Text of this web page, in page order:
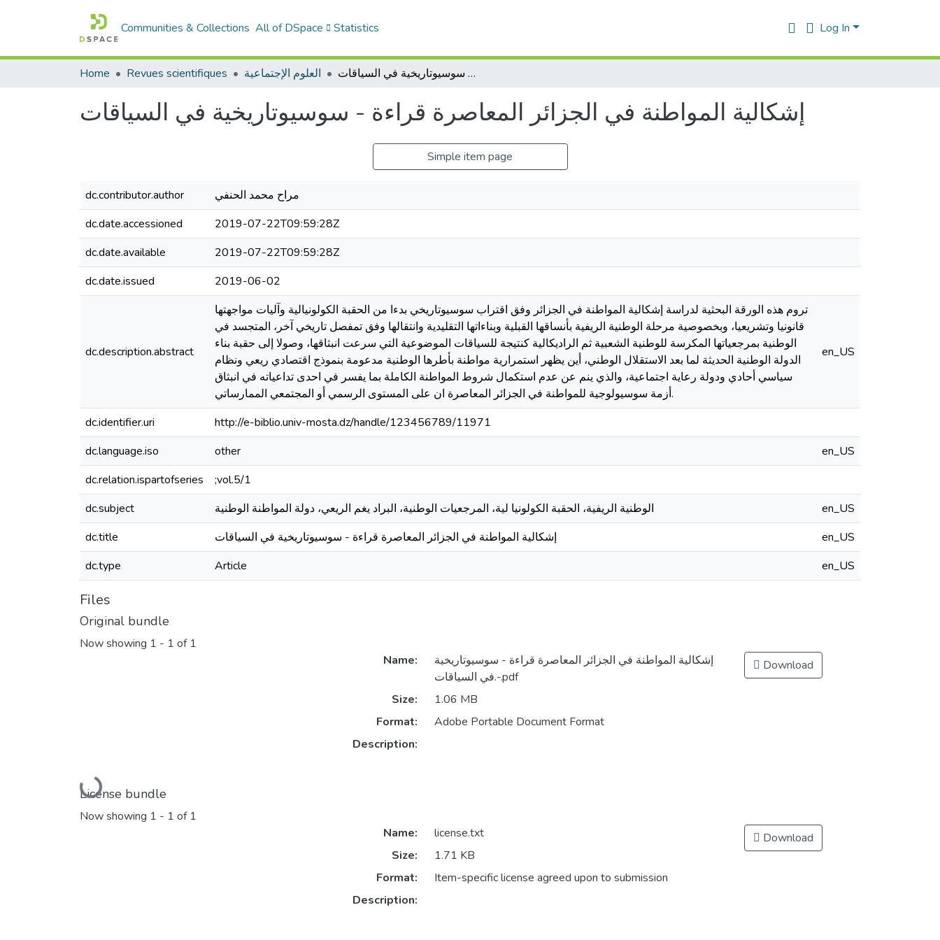
Communities & Collections All of DSpace Statistics Log In
Home Revues scientifiques العلوم الإجتماعية إشكالية المواطنة في الجزائر المعاصرة قراءة - سوسيوتاريخية في السياقات
إشكالية المواطنة في الجزائر المعاصرة قراءة - سوسيوتاريخية في السياقات
Simple item page
dc.contributor.author
مراح محمد الحنفي
dc.date.accessioned
2019-07-22T09:59:28Z
dc.date.available
2019-07-22T09:59:28Z
dc.date.issued
2019-06-02
dc.description.abstract
تروم هذه الورقة البحثية لدراسة إشكالية المواطنة في الجزائر وفق اقتراب سوسيوتاريخي بدءا من الحقبة الكولونيالية وآليات مواجهتها
قانونيا وتشريعيا، وبخصوصية مرحلة الوطنية الريفية بأنساقها القبلية وبناءاتها التقليدية وانتقالها وفق تمفصل تاريخي آخر، المتجسد في
الوطنية بمرجعياتها المكرسة للوطنية الشعبية ثم الراديكالية كنتيجة للسياقات الموضوعية التي سرعت انبثاقها، وصولا إلى حقبة بناء
الدولة الوطنية الحديثة لما بعد الاستقلال الوطني، أين يظهر استمرارية مواطنة بأطرها الوطنية مدعومة بنموذج اقتصادي ريعي ونظام
سياسي أحادي ودولة رعاية اجتماعية، والذي ينم عن عدم استكمال شروط المواطنة الكاملة بما يفسر في احدى تداعياته في انبثاق
أزمة سوسيولوجية للمواطنة في الجزائر المعاصرة ان على المستوى الرسمي أو المجتمعي الممارساتي.
en_US
dc.identifier.uri
http://e-biblio.univ-mosta.dz/handle/123456789/11971
dc.language.iso
other
en_US
dc.relation.ispartofseries
;vol.5/1
dc.subject
الوطنية الريفية، الحقبة الكولونيا لية، المرجعيات الوطنية، البراد يغم الريعي، دولة المواطنة الوطنية
en_US
dc.title
إشكالية المواطنة في الجزائر المعاصرة قراءة - سوسيوتاريخية في السياقات
en_US
dc.type
Article en_US
Files
Original bundle
Now showing 1 - 1 of 1
Loading...
Name:
إشكالية المواطنة في الجزائر المعاصرة قراءة - سوسيوتاريخية
في السياقات.-.pdf
Size:
1.06 MB
Format:
Adobe Portable Document Format
Description:
Download
License bundle
Now showing 1 - 1 of 1
Name:
license.txt
Size:
1.71 KB
Format:
Item-specific license agreed upon to submission
Description:
Download